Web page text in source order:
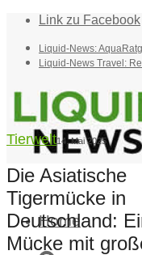
Link zu Facebook
Liquid-News:
Liquid-News Travel:
Home
Tierwelt14. Mai 2025
Die Asiatische
Tigermücke in
Deutschland:
Mücke mit